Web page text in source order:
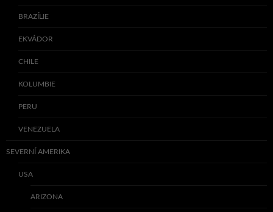
BRAZÍLIE
EKVÁDOR
CHILE
KOLUMBIE
PERU
VENEZUELA
SEVERNÍ AMERIKA
USA
ARIZONA